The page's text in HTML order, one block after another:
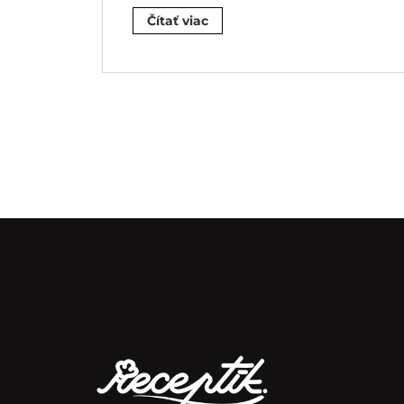
Čítať viac